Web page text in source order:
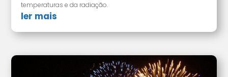
temperaturas e da radiação.
ler mais